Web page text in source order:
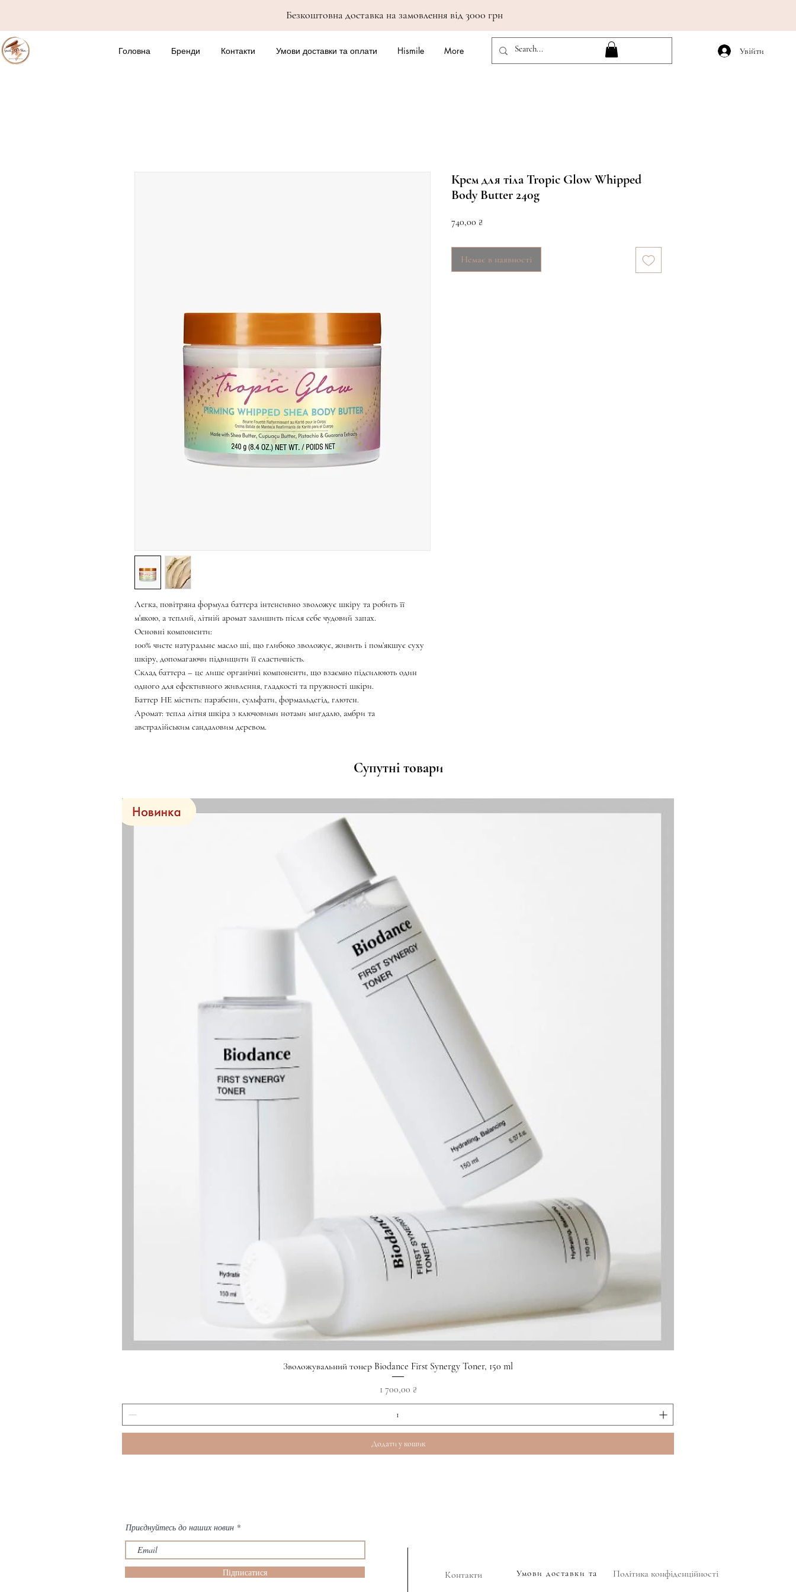
Безкоштовна доставка на замовлення від 3000 грн
Головна Бренди Контакти Умови доставки та оплати Hismile More Увійти
Супутні товари
Швидкий перегляд
Зволожувальний тонер Biodance First Synergy Toner, 150 ml
Ціна
1 700,00 ₴
Додати у кошик
Легка, повітряна формула баттера інтенсивно зволожує шкіру та робить її
м'якою, а теплий, літній аромат залишить після себе чудовий запах.
Основні компоненти:
100% чисте натуральне масло ші, що глибоко зволожує, живить і помʼякшує суху
шкіру, допомагаючи підвищити її еластичність.
Склад баттера – це лише органічні компоненти, що взаємно підсилюють один
одного для ефективного живлення, гладкості та пружності шкіри.
Баттер НЕ містить: парабени, сульфати, формальдегід, глютен.
Аромат: тепла літня шкіра з ключовими нотами мигдалю, амбри та
австралійським сандаловим деревом.
Крем для тіла Tropic Glow Whipped
Body Butter 240g
740,00 ₴
Немає в наявності
Приєднуйтесь до наших новин
Підписатися Контакти
Умови доставки та
Політика конфіденційності